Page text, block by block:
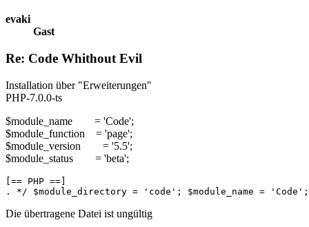
evaki
Gast
Re: Code Whithout Evil
Installation über "Erweiterungen"
PHP-7.0.0-ts
$module_name = 'Code';
$module_function = 'page';
$module_version = '5.5';
$module_status = 'beta';
[== PHP ==]
. */ $module_directory = 'code'; $module_name =
Die übertragene Datei ist ungültig